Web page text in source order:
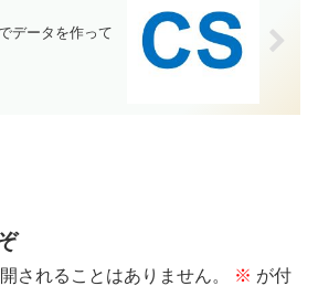
データを作って
されることはありません。 ※ が付